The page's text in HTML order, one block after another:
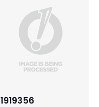
1919356